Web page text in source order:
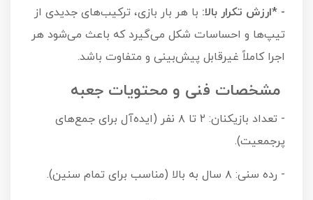
- *ارزش تکرار بالا: با هر بار بازی، ترکیب‌های جدیدی از
تیپ‌ها و احساسات شکل می‌گیرد که باعث می‌شود هر
اجرا کاملاً غیرقابل پیش‌بینی و متفاوت باشد.
مشخصات فنی و محتویات جعبه
- تعداد بازیکنان: ۲ تا ۸ نفر (ایده‌آل برای جمع‌های
پرجمعیت).
- رده سنی: ۸ سال به بالا (مناسب برای تمام سنین).